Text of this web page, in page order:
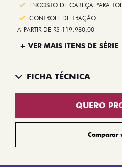
ENCOSTO DE CABEÇA PARA
CONTROLE DE TRAÇÃO
A PARTIR DE R$ 119.980,00
+ VER MAIS ITENS DE SÉRIE
FICHA TÉCNICA
QUERO
Comparar